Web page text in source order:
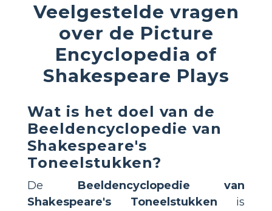
Veelgestelde vragen
over de Picture
Encyclopedia of
Shakespeare Plays
Wat is het doel van de
Beeldencyclopedie van
Shakespeare's
Toneelstukken?
De Beeldencyclopedie van
Shakespeare's Toneelstukken is